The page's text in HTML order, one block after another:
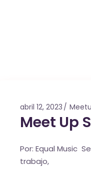
abril 12, 2023
Meet Up
Por: Equal Music
trabajo,